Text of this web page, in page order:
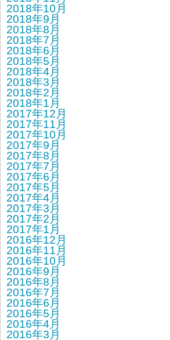
2018年10月
2018年9月
2018年8月
2018年7月
2018年6月
2018年5月
2018年4月
2018年3月
2018年2月
2018年1月
2017年12月
2017年11月
2017年10月
2017年9月
2017年8月
2017年7月
2017年6月
2017年5月
2017年4月
2017年3月
2017年2月
2017年1月
2016年12月
2016年11月
2016年10月
2016年9月
2016年8月
2016年7月
2016年6月
2016年5月
2016年4月
2016年3月